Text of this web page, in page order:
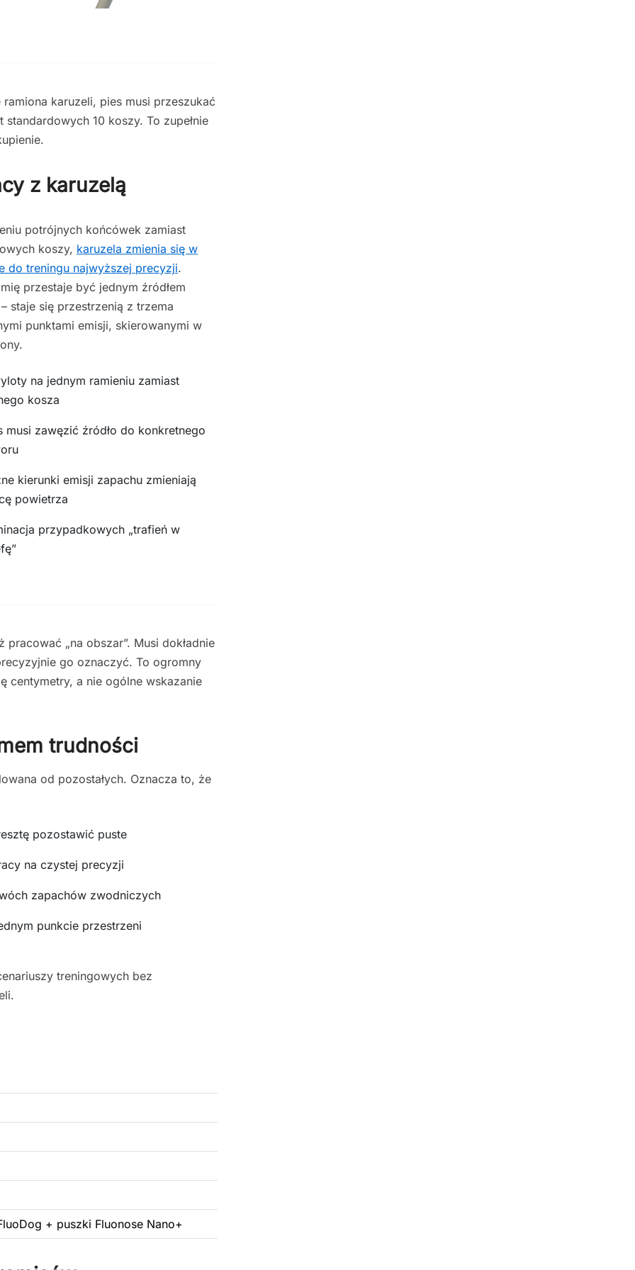
karuzeli, pies musi przeszukać
standardowych 10 koszy. To zupełnie
z karuzelą
potrójnych końcówek zamiast
koszy, karuzela zmienia się w
do treningu najwyższej precyzji.
przestaje być jednym źródłem
staje się przestrzenią z trzema
punktami emisji, skierowanymi w
na jednym ramieniu zamiast
kosza
musi zawęzić źródło do konkretnego
kierunki emisji zapachu zmieniają
powietrza
przypadkowych „trafień w
„na obszar”. Musi dokładnie
go oznaczyć. To ogromny
centymetry, a nie ogólne wskazanie
trudności
od pozostałych. Oznacza to, że
pozostawić puste
na czystej precyzji
zapachów zwodniczych
punkcie przestrzeni
treningowych bez
+ puszki Fluonose Nano+